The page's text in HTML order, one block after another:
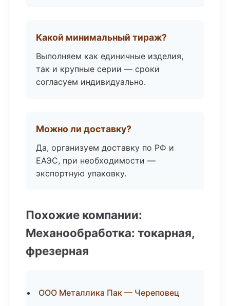
Какой минимальный тираж?
Выполняем как единичные изделия,
так и крупные серии — сроки
согласуем индивидуально.
Можно ли доставку?
Да, организуем доставку по РФ и
ЕАЭС, при необходимости —
экспортную упаковку.
Похожие компании:
Механообработка: токарная,
фрезерная
ООО Металлика Пак — Череповец